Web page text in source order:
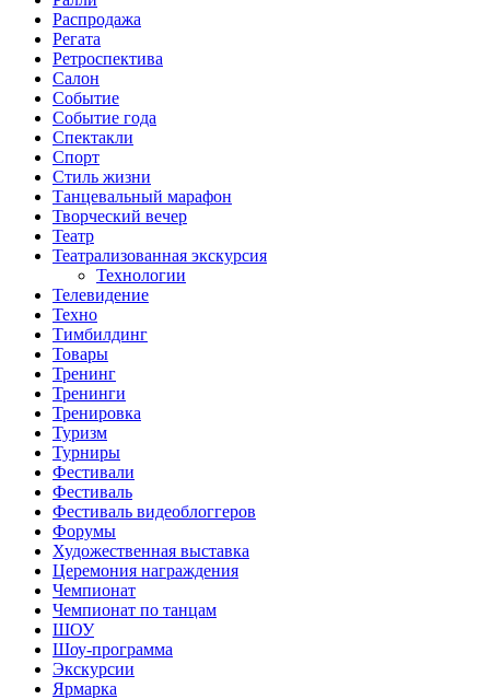
Распродажа
Регата
Ретроспектива
Салон
Событие
Событие года
Спектакли
Спорт
Стиль жизни
Танцевальный марафон
Творческий вечер
Театр
Театрализованная экскурсия
Технологии
Телевидение
Техно
Тимбилдинг
Товары
Тренинг
Тренинги
Тренировка
Туризм
Турниры
Фестивали
Фестиваль
Фестиваль видеоблоггеров
Форумы
Художественная выставка
Церемония награждения
Чемпионат
Чемпионат по танцам
ШОУ
Шоу-программа
Экскурсии
Ярмарка